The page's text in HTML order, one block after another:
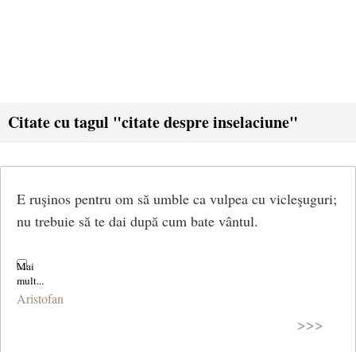
Citate cu tagul "citate despre inselaciune"
E ruşinos pentru om să umble ca vulpea cu vicleşuguri;
nu trebuie să te dai după cum bate vântul.
Aristofan
>>>